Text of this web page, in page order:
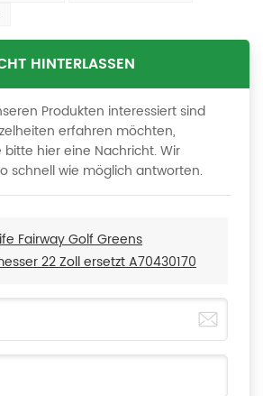
HINTERLASSEN
Produkten interessiert sind
erfahren möchten,
bitte hier eine Nachricht. Wir
schnell wie möglich antworten.
Fairway Golf Greens
22 Zoll ersetzt A70430170